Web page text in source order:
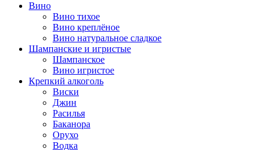
Вино
Вино тихое
Вино креплёное
Вино натуральное сладкое
Шампанские и игристые
Шампанское
Вино игристое
Крепкий алкоголь
Виски
Джин
Расилья
Баканора
Орухо
Водка